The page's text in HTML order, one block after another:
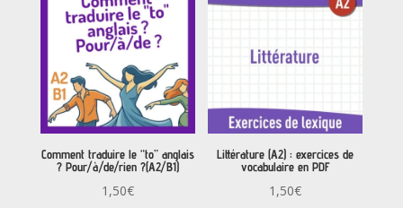
Comment traduire le “to” anglais
? Pour/à/de/rien ?(A2/B1)
1,50€
Littérature (A2) : exercices de
vocabulaire en PDF
1,50€